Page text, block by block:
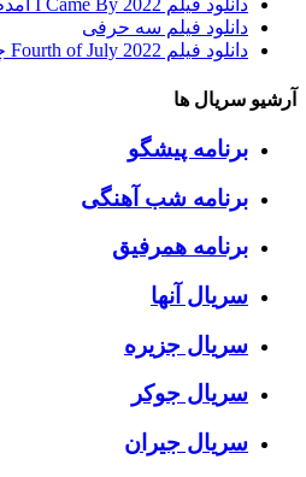
دانلود فیلم I Came By 2022 آمدم
دانلود فیلم سه حرفی
دانلود فیلم Fourth of July 2022 چهارم جولای
آرشیو سریال ها
برنامه پیشگو
برنامه شب آهنگی
برنامه همرفیق
سریال آنها
سریال جزیره
سریال جوکر
سریال جیران